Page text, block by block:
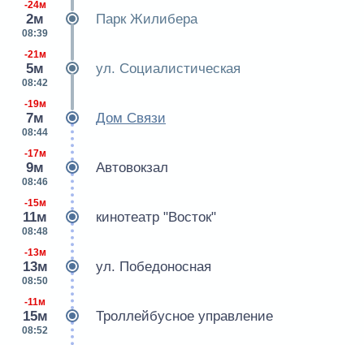
-24м
2м
08:39
Парк Жилибера
-21м
5м
08:42
ул. Социалистическая
-19м
7м
08:44
Дом Связи
-17м
9м
08:46
Автовокзал
-15м
11м
08:48
кинотеатр "Восток"
-13м
13м
08:50
ул. Победоносная
-11м
15м
08:52
Троллейбусное управление